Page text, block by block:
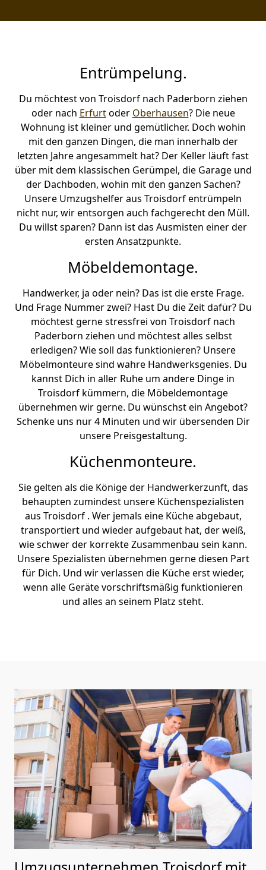
Entrümpelung.
Du möchtest von Troisdorf nach Paderborn ziehen
oder nach Erfurtoder Oberhausen? Die neue
Wohnung ist kleiner und gemütlicher. Doch wohin
mit den ganzen Dingen, die man innerhalb der
letzten Jahre angesammelt hat? Der Keller läuft fast
über mit dem klassischen Gerümpel, die Garage und
der Dachboden, wohin mit den ganzen Sachen?
Unsere Umzugshelfer aus Troisdorf entrümpeln
nicht nur, wir entsorgen auch fachgerecht den Müll.
Du willst sparen? Dann ist das Ausmisten einer der
ersten Ansatzpunkte.
Möbeldemontage.
Handwerker, ja oder nein? Das ist die erste Frage.
Und Frage Nummer zwei? Hast Du die Zeit dafür? Du
möchtest gerne stressfrei von Troisdorf nach
Paderborn ziehen und möchtest alles selbst
erledigen? Wie soll das funktionieren? Unsere
Möbelmonteure sind wahre Handwerksgenies. Du
kannst Dich in aller Ruhe um andere Dinge in
Troisdorf kümmern, die Möbeldemontage
übernehmen wir gerne. Du wünschst ein Angebot?
Schenke uns nur 4 Minuten und wir übersenden Dir
unsere Preisgestaltung.
Küchenmonteure.
Sie gelten als die Könige der Handwerkerzunft, das
behaupten zumindest unsere Küchenspezialisten
aus Troisdorf . Wer jemals eine Küche abgebaut,
transportiert und wieder aufgebaut hat, der weiß,
wie schwer der korrekte Zusammenbau sein kann.
Unsere Spezialisten übernehmen gerne diesen Part
für Dich. Und wir verlassen die Küche erst wieder,
wenn alle Geräte vorschriftsmäßig funktionieren
und alles an seinem Platz steht.